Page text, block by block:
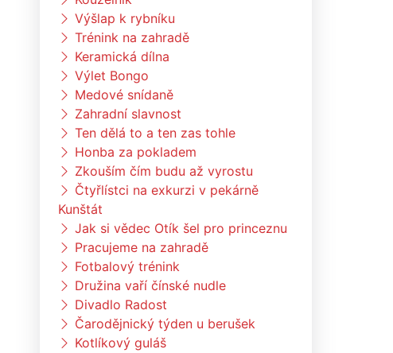
Výšlap k rybníku
Trénink na zahradě
Keramická dílna
Výlet Bongo
Medové snídaně
Zahradní slavnost
Ten dělá to a ten zas tohle
Honba za pokladem
Zkouším čím budu až vyrostu
Čtyřlístci na exkurzi v pekárně
Kunštát
Jak si vědec Otík šel pro princeznu
Pracujeme na zahradě
Fotbalový trénink
Družina vaří čínské nudle
Divadlo Radost
Čarodějnický týden u berušek
Kotlíkový guláš